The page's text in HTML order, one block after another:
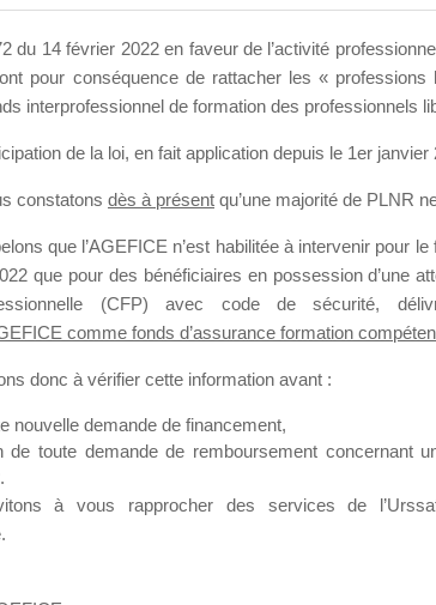
il y a 8 heures
de formation. Il accueille également les Conseillers
il est possible de laisser un message ou poser vos
de formation qui ont besoin de renseignements sur
peuvent éventuellement bénéficier.
du 14 février 2022 en faveur de l’activité
pour conséquence de rattacher les «
interprofessionnel de formation des professionnels
de la loi, en fait application depuis le 1er janvier
constatons dès à présent qu’une majorité de PLNR
que l’AGEFICE n’est habilitée à intervenir pour
que pour des bénéficiaires en possession d’une
(CFP) avec code de sécurité,
comme fonds d’assurance formation
donc à vérifier cette information avant :
nouvelle demande de financement,
de toute demande de remboursement concernant
à vous rapprocher des services de